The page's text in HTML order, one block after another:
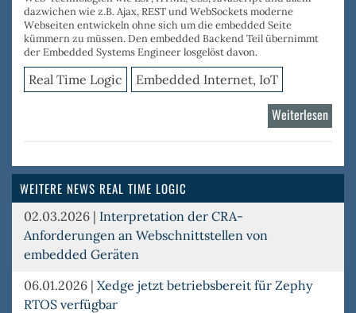
dazwichen wie z.B. Ajax, RESTund WebSocketsmoderne
Webseiten entwickeln ohne sich um die embedded Seite
kümmern zu müssen. Den embedded Backend Teil übernimmt
der Embedded Systems Engineer losgelöst davon.
Real Time Logic Embedded Internet, IoT
Weiterlesen
WEITERE NEWS REAL TIME LOGIC
02.03.2026 | Interpretation der CRA-
Anforderungen an Webschnittstellen von
embedded Geräten
06.01.2026 | Xedge jetzt betriebsbereit für Zephy
RTOS verfügbar